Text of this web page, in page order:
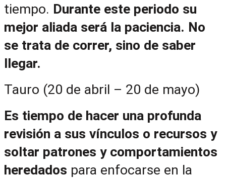
tiempo. Durante este periodo su
mejor aliada será la paciencia. No
se trata de correr, sino de saber
llegar.
Tauro (20 de abril – 20 de mayo)
Es tiempo de hacer una profunda
revisión a sus vínculos o recursos y
soltar patrones y comportamientos
heredados para enfocarse en la